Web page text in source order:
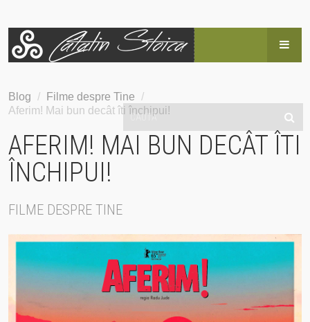
BLOG
POVESTEA LUI CĂTĂLIN
SERVICII
EVENIMENTE
CONTACT
Blog / Filme despre Tine
/
Aferim! Mai bun decât îti închipui!
AFERIM! MAI BUN DECÂT ÎTI
ÎNCHIPUI!
FILME DESPRE TINE